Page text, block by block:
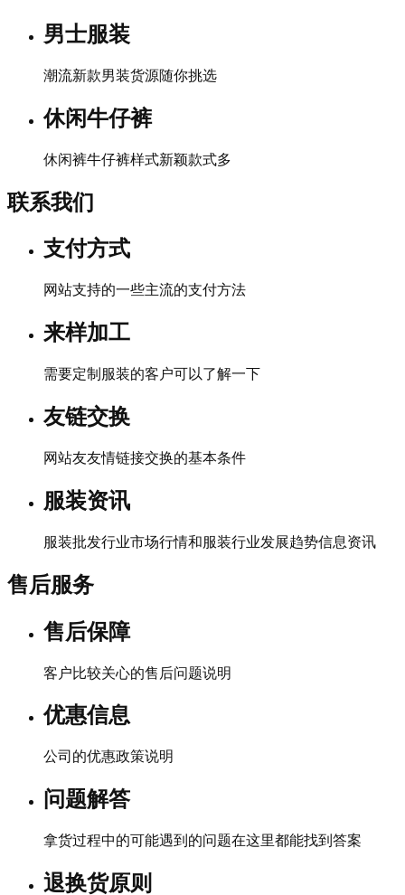
男士服装
潮流新款男装货源随你挑选
休闲牛仔裤
休闲裤牛仔裤样式新颖款式多
联系我们
支付方式
网站支持的一些主流的支付方法
来样加工
需要定制服装的客户可以了解一下
友链交换
网站友友情链接交换的基本条件
服装资讯
服装批发行业市场行情和服装行业发展趋势信息资讯
售后服务
售后保障
客户比较关心的售后问题说明
优惠信息
公司的优惠政策说明
问题解答
拿货过程中的可能遇到的问题在这里都能找到答案
退换货原则